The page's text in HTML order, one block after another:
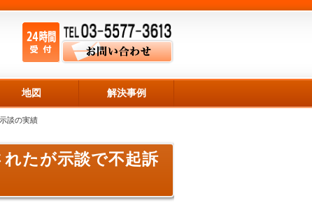
地図 解決事例
談の実績
れたが示談で不起訴